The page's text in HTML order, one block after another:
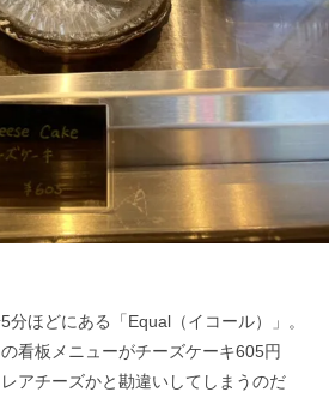
ほどにある「Equal（イコール）」。
看板メニューがチーズケーキ605円
アチーズかと勘違いしてしまうのだ